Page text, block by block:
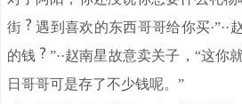
街
遇到喜欢的东西哥哥给你买·”··
的钱
”··赵南星故意卖关子，“这你
日哥哥可是存了不少钱呢。”